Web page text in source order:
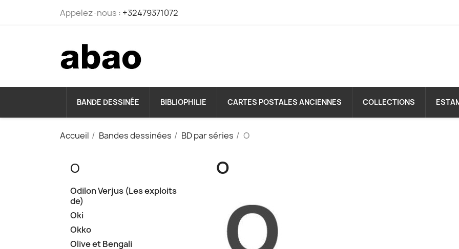
Appelez-nous : +32479371072
BANDE DESSINÉE BIBLIOPHILIE CARTES POSTALES ANCIENNES COLLECTIONS
Accueil Bandes dessinées BD par séries O
O
Odilon Verjus (Les exploits
de)
Oki
Okko
Olive et Bengali
O